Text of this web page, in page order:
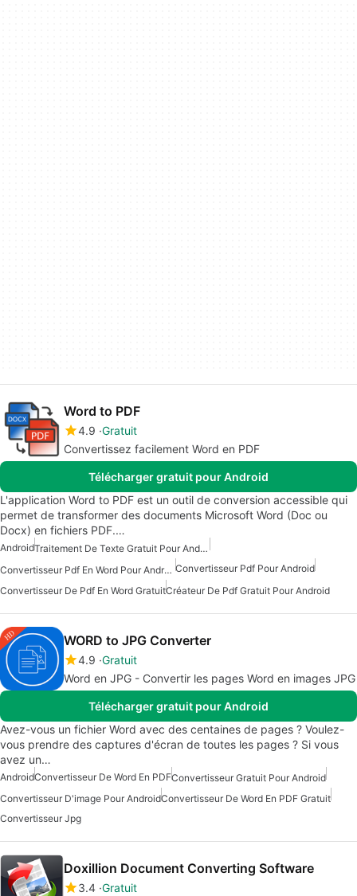
Word to PDF
4.9 Gratuit
Convertissez facilement Word en PDF
Télécharger gratuit pour Android
L'application Word to PDF est un outil de conversion accessible qui
permet de transformer des documents Microsoft Word (Doc ou
Docx) en fichiers PDF.…
Android
Traitement De Texte Gratuit Pour Android
Convertisseur Pdf En Word Pour Android Convertisseur Pdf Pour Android
Convertisseur De Pdf En Word GratuitCréateur De Pdf Gratuit Pour Android
WORD to JPG Converter
4.9 Gratuit
Word en JPG - Convertir les pages Word en images JPG
Télécharger gratuit pour Android
Avez-vous un fichier Word avec des centaines de pages ? Voulez-
vous prendre des captures d'écran de toutes les pages ? Si vous
avez un…
AndroidConvertisseur De Word En PDFConvertisseur Gratuit Pour Android
Convertisseur D'image Pour AndroidConvertisseur De Word En PDF Gratuit
Convertisseur Jpg
Doxillion Document Converting Software
3.4 Gratuit